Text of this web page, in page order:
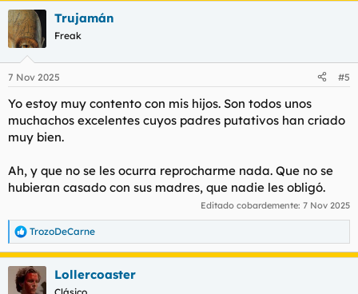
Trujamán
Freak
7 Nov 2025 #5
Yo estoy muy contento con mis hijos. Son todos unos
muchachos excelentes cuyos padres putativos han criado
muy bien.
Ah, y que no se les ocurra reprocharme nada. Que no se
hubieran casado con sus madres, que nadie les obligó.
Editado cobardemente: 7 Nov 2025
R
e
a
c
c
TrozoDeCarne
Lollercoaster